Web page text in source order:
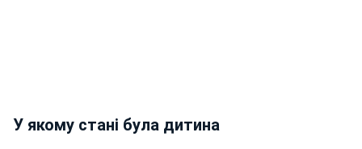
У якому стані була дитина